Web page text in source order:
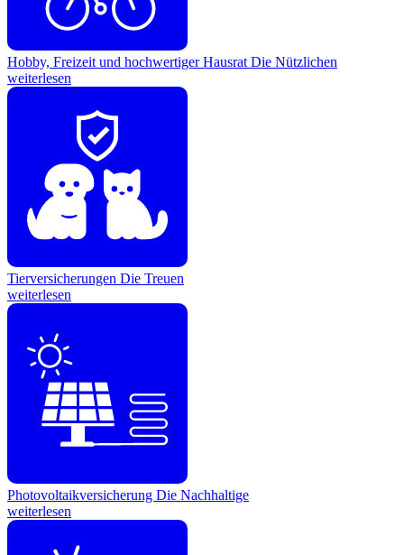
Hobby, Freizeit und hochwertiger Hausrat Die Nützlichen
weiterlesen
Tierversicherungen Die Treuen
weiterlesen
Photovoltaikversicherung Die Nachhaltige
weiterlesen